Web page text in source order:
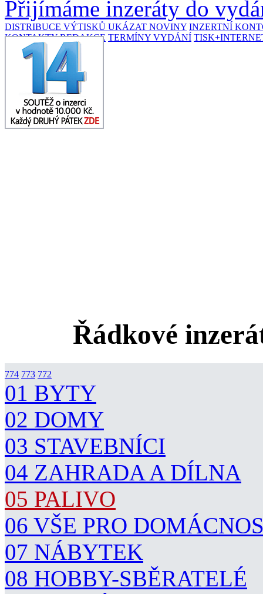
Přijímáme inzeráty do
DISTRIBUCE VÝTISKŮ UKÁZAT NOVINY INZERTNÍ
KONTAKTY REDAKCE TERMÍNY VYDÁNÍ
Řádkové
774 773 772
01 BYTY
02 DOMY
03 STAVEBNÍCI
04 ZAHRADA A DÍLNA
05 PALIVO
06 VŠE PRO
07 NÁBYTEK
08 HOBBY-SBĚRATELÉ